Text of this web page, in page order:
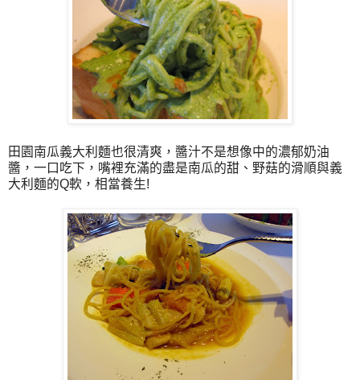
田園南瓜義大利麵也很清爽，醬汁不是想像中的濃郁奶油
醬，一口吃下，嘴裡充滿的盡是南瓜的甜、野菇的滑順與義
大利麵的Q軟，相當養生!